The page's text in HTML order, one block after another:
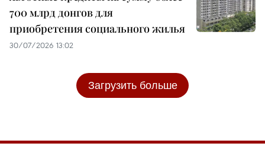
700 млрд донгов для
приобретения социального жилья
30/07/2026 13:02
Загрузить больше